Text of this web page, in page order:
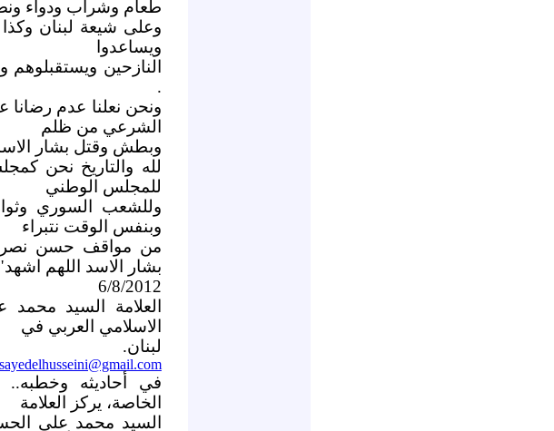
طعام وشراب ودواء
وعلى شيعة لبنان وكذا
ويساعدوا
النازحين
.
ونحن نعلنا عدم
الشرعي من ظلم
وبطش وقتل بشار
لله والتاريخ نحن
للمجلس الوطني
وللشعب السوري
وبنفس الوقت نتبراء
من مواقف حسن
بشار الاسد اللهم
6/8/2012
العلامة السيد
الاسلامي العربي في
لبنان.
في أحاديثه
الخاصة، يركز العلامة
السيد محمد علي